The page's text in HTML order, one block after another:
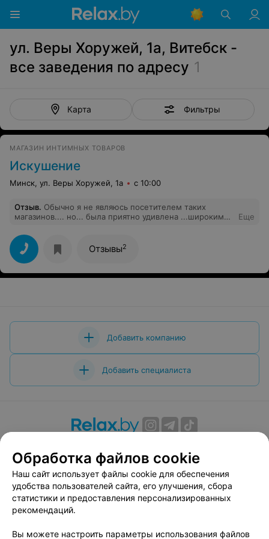
ул. Веры Хоружей, 1а, Витебск -
все заведения по адресу 1
Карта Фильтры
МАГАЗИН ИНТИМНЫХ ТОВАРОВ
Искушение
Минск, ул. Веры Хоружей, 1а с 10:00
Отзыв. Обычно я не являюсь посетителем таких
магазинов.... но... была приятно удивлена ...широким
настолько многогранно квалифицированным
обслуживанием! Даже не догадывалась о том что
можно встретить такой большой ассортимент в
магазине каторый только открылся...как правило всё
привозилось из Европы..... либо заказывалось по
Еще
Отзывы2
Добавить компанию
Добавить специалиста
Вакансии
Публичный договор
Способы оплаты
Публичный договор по использованию сервиса
«Афиша»
Пользовательское соглашение
Обработка файлов cookie
Наш сайт использует файлы cookie для обеспечения
удобства пользователей сайта, его улучшения, сбора
статистики и предоставления персонализированных
рекомендаций.
Вы можете настроить параметры использования файлов